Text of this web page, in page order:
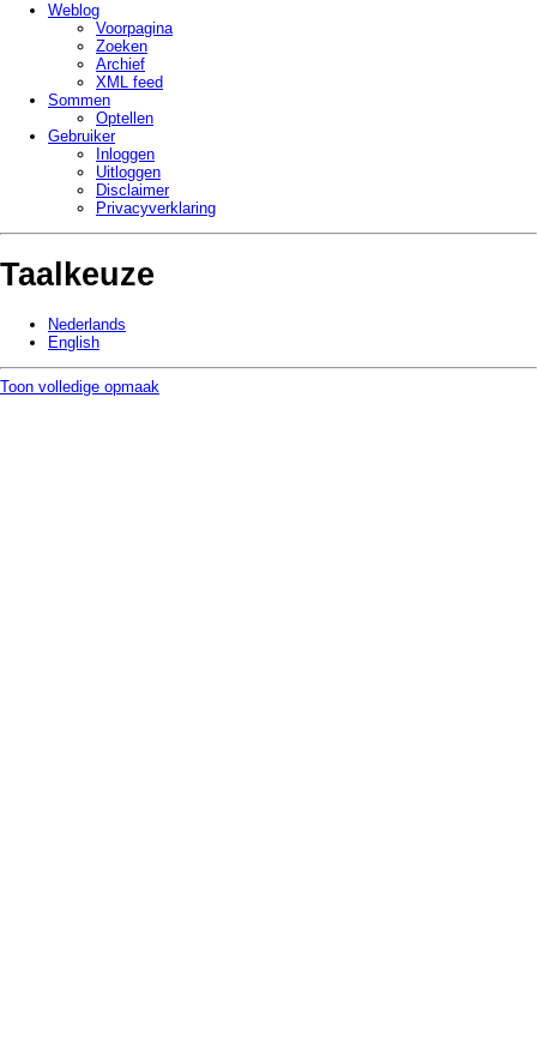
Weblog
Voorpagina
Zoeken
Archief
XML feed
Sommen
Optellen
Gebruiker
Inloggen
Uitloggen
Disclaimer
Privacy­verklaring
Taalkeuze
Nederlands
English
Toon volledige opmaak